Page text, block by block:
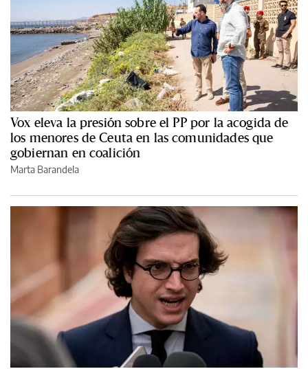
Vox eleva la presión sobre el PP por la acogida de
los menores de Ceuta en las comunidades que
gobiernan en coalición
Marta Barandela